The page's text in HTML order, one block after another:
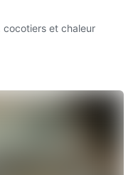
cocotiers et chaleur